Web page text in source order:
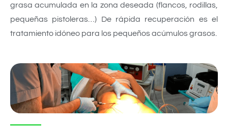
grasa acumulada en la zona deseada (flancos, rodillas,
pequeñas pistoleras…) De rápida recuperación es el
tratamiento idóneo para los pequeños acúmulos grasos.